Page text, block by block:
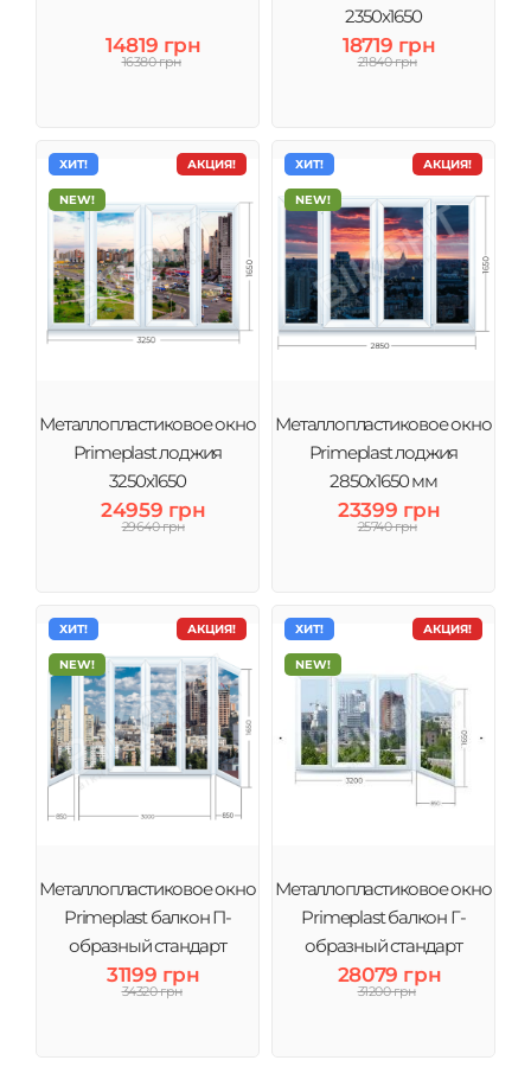
14819 грн
16380 грн
2350х1650
18719 грн
21840 грн
АКЦИЯ!
ХИТ!
NEW!
Металлопластиковое окно
Primeplast лоджия
3250х1650
24959 грн
29640 грн
АКЦИЯ!
ХИТ!
NEW!
Металлопластиковое окно
Primeplast лоджия
2850х1650 мм
23399 грн
25740 грн
АКЦИЯ!
ХИТ!
NEW!
Металлопластиковое окно
Primeplast балкон П-
образный стандарт
31199 грн
34320 грн
АКЦИЯ!
ХИТ!
NEW!
Металлопластиковое окно
Primeplast балкон Г-
образный стандарт
большой
28079 грн
31200 грн